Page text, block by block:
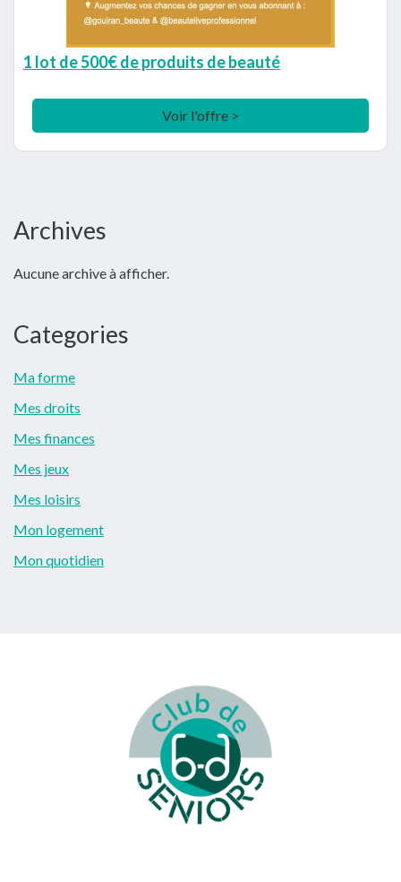
1 lot de 500€ de produits de beauté
Voir l'offre >
Barre
principale
Archives
Aucune archive à afficher.
Categories
Ma forme
Mes droits
Mes finances
Mes jeux
Mes loisirs
Mon logement
Mon quotidien